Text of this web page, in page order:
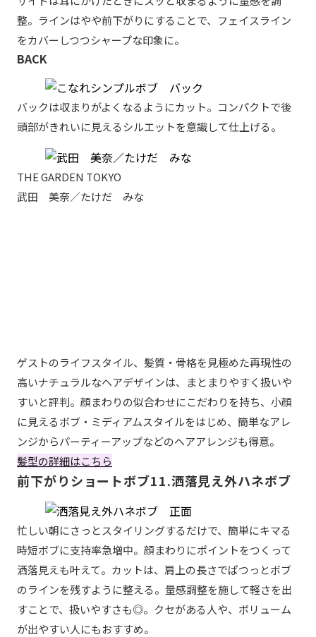
整。ラインはやや前下がりにすることで、フェイスライン
をカバーしつつシャープな印象に。
BACK
バックは収まりがよくなるようにカット。コンパクトで後
頭部がきれいに見えるシルエットを意識して仕上げる。
THE GARDEN TOKYO
武田 美奈／たけだ みな
ゲストのライフスタイル、髪質・骨格を見極めた再現性の
高いナチュラルなヘアデザインは、まとまりやすく扱いや
すいと評判。顔まわりの似合わせにこだわりを持ち、小顔
に見えるボブ・ミディアムスタイルをはじめ、簡単なアレ
ンジからパーティーアップなどのヘアアレンジも得意。
髪型の詳細はこちら
前下がりショートボブ11.洒落見え外ハネボブ
忙しい朝にさっとスタイリングするだけで、簡単にキマる
時短ボブに支持率急増中。顔まわりにポイントをつくって
洒落見えも叶えて。カットは、肩上の長さでぱつっとボブ
のラインを残すように整える。量感調整を施して軽さを出
すことで、扱いやすさも◎。クセがある人や、ボリューム
が出やすい人にもおすすめ。